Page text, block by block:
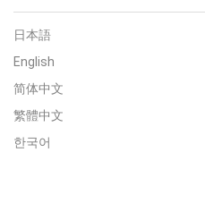
日本語
English
简体中文
繁體中文
한국어